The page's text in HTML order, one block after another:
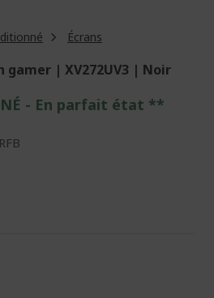
Écrans
gamer | XV272UV3 | Noir
- En parfait état **